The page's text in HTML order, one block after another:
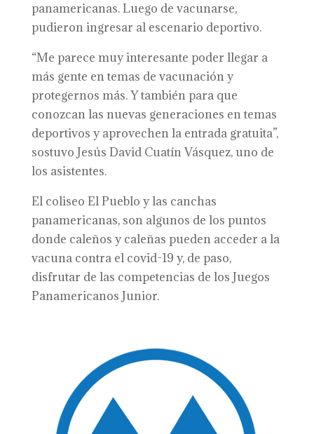
panamericanas. Luego de vacunarse,
pudieron ingresar al escenario deportivo.
“Me parece muy interesante poder llegar a
más gente en temas de vacunación y
protegernos más. Y también para que
conozcan las nuevas generaciones en temas
deportivos y aprovechen la entrada gratuita”,
sostuvo Jesús David Cuatín Vásquez, uno de
los asistentes.
El coliseo El Pueblo y las canchas
panamericanas, son algunos de los puntos
donde caleños y caleñas pueden acceder a la
vacuna contra el covid-19 y, de paso,
disfrutar de las competencias de los Juegos
Panamericanos Junior.